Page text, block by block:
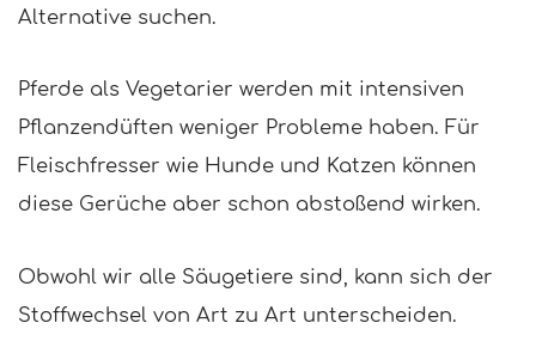
Alternative suchen.
Pferde als Vegetarier werden mit intensiven
Pflanzendüften weniger Probleme haben. Für
Fleischfresser wie Hunde und Katzen können
diese Gerüche aber schon abstoßend wirken.
Obwohl wir alle Säugetiere sind, kann sich der
Stoffwechsel von Art zu Art unterscheiden.